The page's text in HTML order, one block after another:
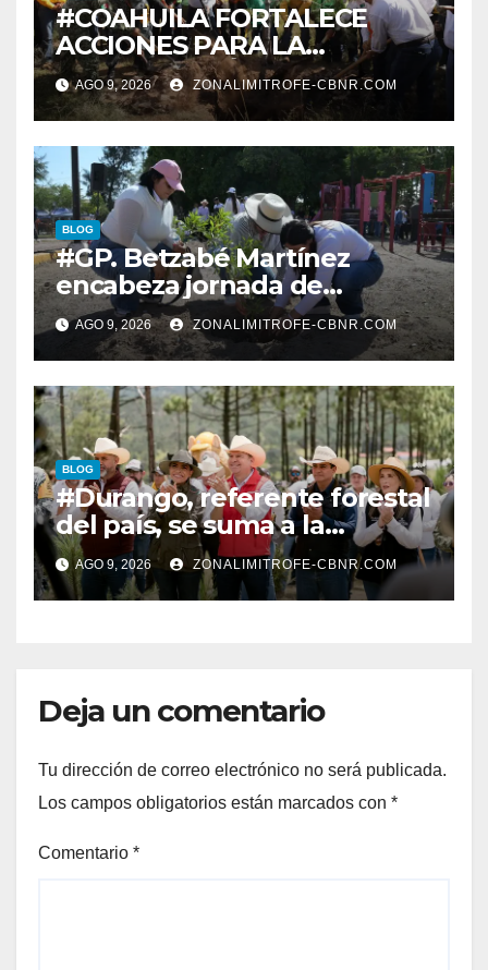
#COAHUILA FORTALECE
ACCIONES PARA LA
RESTAURACIÓN Y
PROTECCIÓN DE SUS
ECOSISTEMAS
AGO 9, 2026 ZONALIMITROFE-CBNR.COM
BLOG
#GP. Betzabé Martínez
encabeza jornada de
reforestación en el Parque 5
de Mayo*
AGO 9, 2026 ZONALIMITROFE-CBNR.COM
BLOG
#Durango, referente forestal
del país, se suma a la
Jornada Nacional de
Reforestación de la
Presidenta Claudia con la
AGO 9, 2026 ZONALIMITROFE-CBNR.COM
Deja un comentario
Tu dirección de correo electrónico no será publicada.
Los campos obligatorios están marcados con *
Comentario *